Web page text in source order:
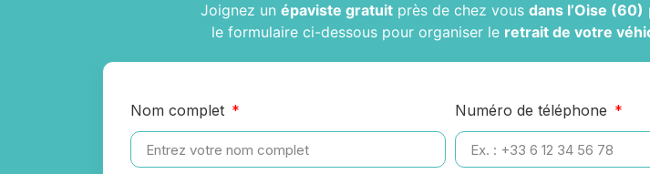
Joignez un épaviste gratuit près de chez vous dans l’Oise (60)
le formulaire ci-dessous pour organiser le retrait de votre
Nom complet Numéro de téléphone